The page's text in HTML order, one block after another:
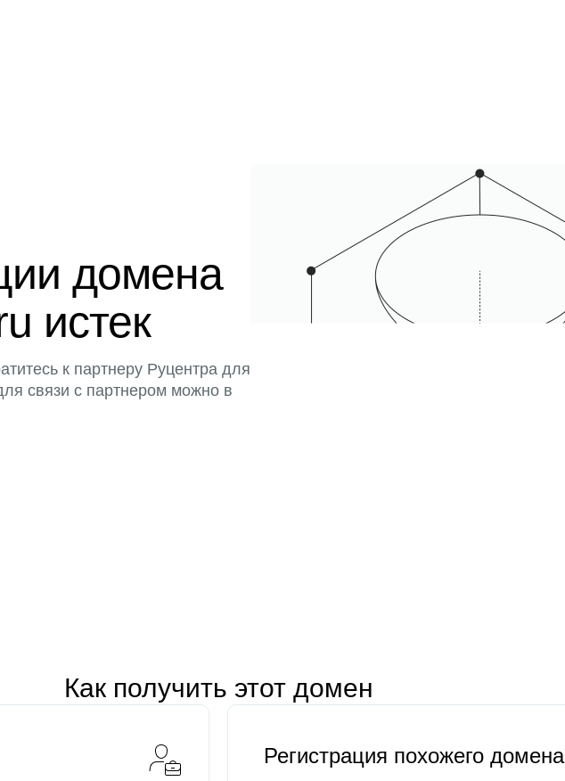
домена
истек
к партнеру Руцентра для
связи с партнером можно в
Как получить этот домен
Регистрация похожего домена